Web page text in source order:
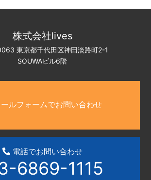
株式会社lives
東京都千代田区神田淡路町2-1
SOUWAビル6階
ルフォームでお問い合わせ
電話でお問い合わせ
6869-1115